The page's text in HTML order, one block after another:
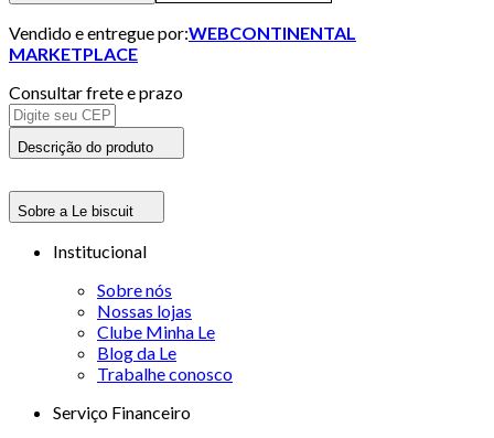
Vendido e entregue por:WEBCONTINENTAL
MARKETPLACE
Consultar frete e prazo
Descrição do produto
Sobre a Le biscuit
Institucional
Sobre nós
Nossas lojas
Clube Minha Le
Blog da Le
Trabalhe conosco
Serviço Financeiro